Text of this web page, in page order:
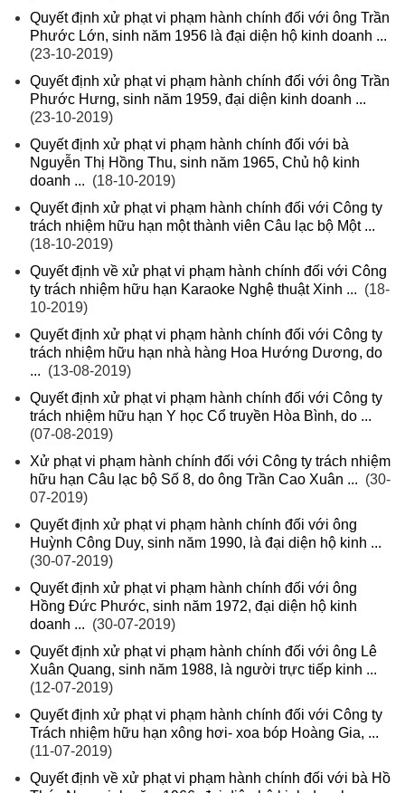
Quyết định xử phạt vi phạm hành chính đối với ông Trần
Phước Lớn, sinh năm 1956 là đại diện hộ kinh doanh ...
(23-10-2019)
Quyết định xử phạt vi phạm hành chính đối với ông Trần
Phước Hưng, sinh năm 1959, đại diện kinh doanh ...
(23-10-2019)
Quyết định xử phạt vi phạm hành chính đối với bà
Nguyễn Thị Hồng Thu, sinh năm 1965, Chủ hộ kinh
doanh ... (18-10-2019)
Quyết định xử phạt vi phạm hành chính đối với Công ty
trách nhiệm hữu hạn một thành viên Câu lạc bộ Một ...
(18-10-2019)
Quyết định về xử phạt vi phạm hành chính đối với Công
ty trách nhiệm hữu hạn Karaoke Nghệ thuật Xinh ... (18-
10-2019)
Quyết định xử phạt vi phạm hành chính đối với Công ty
trách nhiệm hữu hạn nhà hàng Hoa Hướng Dương, do
... (13-08-2019)
Quyết định xử phạt vi phạm hành chính đối với Công ty
trách nhiệm hữu hạn Y học Cổ truyền Hòa Bình, do ...
(07-08-2019)
Xử phạt vi phạm hành chính đối với Công ty trách nhiệm
hữu hạn Câu lạc bộ Số 8, do ông Trần Cao Xuân ... (30-
07-2019)
Quyết định xử phạt vi phạm hành chính đối với ông
Huỳnh Công Duy, sinh năm 1990, là đại diện hộ kinh ...
(30-07-2019)
Quyết định xử phạt vi phạm hành chính đối với ông
Hồng Đức Phước, sinh năm 1972, đại diện hộ kinh
doanh ... (30-07-2019)
Quyết định xử phạt vi phạm hành chính đối với ông Lê
Xuân Quang, sinh năm 1988, là người trực tiếp kinh ...
(12-07-2019)
Quyết định xử phạt vi phạm hành chính đối với Công ty
Trách nhiệm hữu hạn xông hơi- xoa bóp Hoàng Gia, ...
(11-07-2019)
Quyết định về xử phạt vi phạm hành chính đối với bà Hồ